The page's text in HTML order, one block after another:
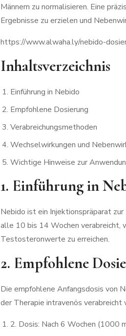
Männern zu normalisieren. Eine
Ergebnisse zu erzielen und
https://www.alwaha.ly/nebido-
Inhaltsverzeichnis
Einführung in Nebido
Empfohlene Dosierung
Verabreichungsmethoden
Wechselwirkungen und
Wichtige Hinweise zur
1. Einführung in
Nebido ist ein Injektionspräparat
alle 10 bis 14 Wochen verabreicht,
Testosteronwerte zu erreichen.
2. Empfohlene
Die empfohlene Anfangsdosis von
der Therapie intravenös
2. Dosis: Nach 6 Wochen (1000